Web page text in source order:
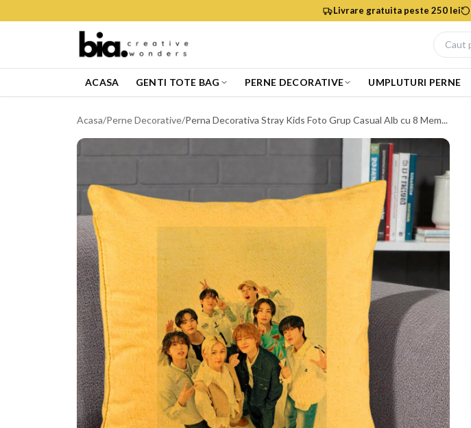
Livrare gratuita peste 250 lei
ACASA GENTI TOTE BAG PERNE DECORATIVE UMPLUTURI PERNE
Acasa/Perne Decorative/Perna Decorativa Stray Kids Foto Grup Casual Alb cu 8 Mem...